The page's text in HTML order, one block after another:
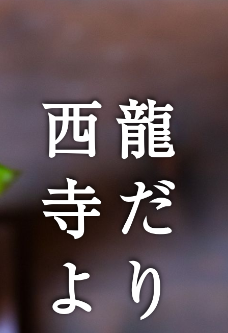
西龍
寺だ
より